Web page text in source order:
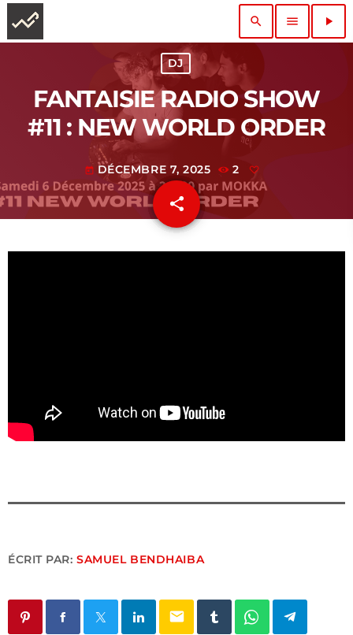
search menu play_arrow
DJ
FANTAISIE RADIO SHOW
#11 : NEW WORLD ORDER
today DÉCEMBRE 7, 2025 2
share
email
ÉCRIT PAR:SAMUEL BENDHAIBA
email